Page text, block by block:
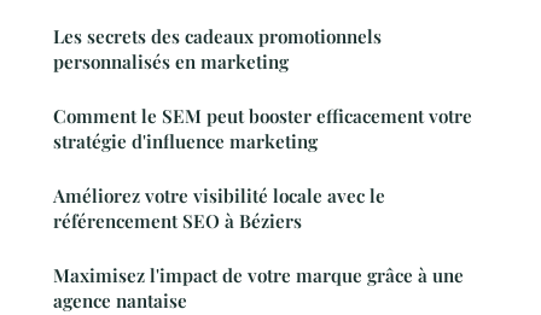
Les secrets des cadeaux promotionnels
personnalisés en marketing
Comment le SEM peut booster efficacement votre
stratégie d'influence marketing
Améliorez votre visibilité locale avec le
référencement SEO à Béziers
Maximisez l'impact de votre marque grâce à une
agence nantaise